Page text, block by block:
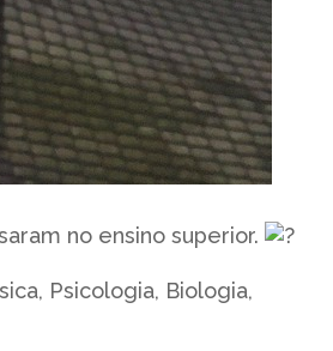
no ensino superior.
Psicologia, Biologia,